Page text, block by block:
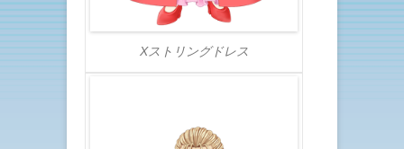
Xストリングドレス